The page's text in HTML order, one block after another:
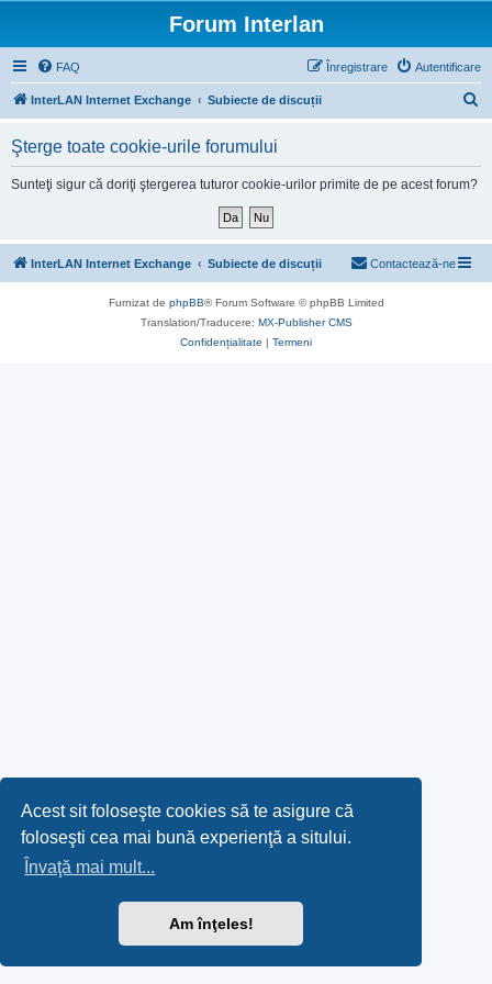
Acest sit foloseşte cookies să te asigure că
foloseşti cea mai bună experienţă a sitului.
Învaţă mai mult...
Am înţeles!
Forum Interlan
FAQ Autentificare
Înregistrare
InterLAN Internet Exchange Subiecte de discuții
Şterge toate cookie-urile forumului
Sunteţi sigur că doriţi ştergerea tuturor cookie-urilor primite de pe acest forum?
InterLAN Internet Exchange Subiecte de discuții Contactează-ne
Furnizat de phpBB® Forum Software © phpBB Limited
Translation/Traducere: MX-Publisher CMS
Confidențialitate | Termeni